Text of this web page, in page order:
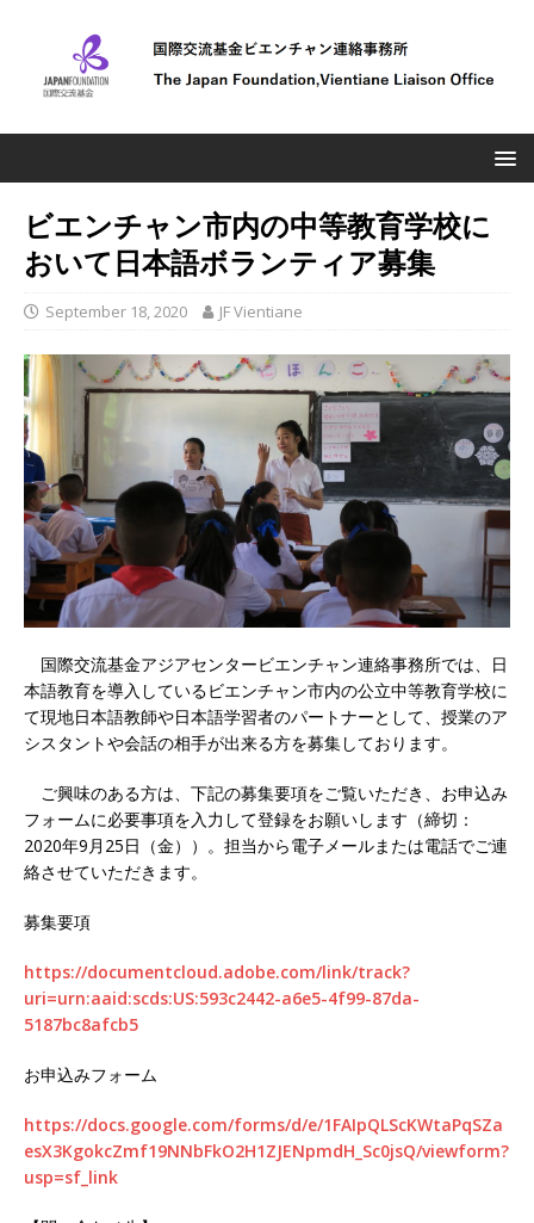
ビエンチャン市内の中等教育学校に
おいて日本語ボランティア募集
September 18, 2020 JF Vientiane
国際交流基金アジアセンタービエンチャン連絡事務所では、日
本語教育を導入しているビエンチャン市内の公立中等教育学校に
て現地日本語教師や日本語学習者のパートナーとして、授業のア
シスタントや会話の相手が出来る方を募集しております。
ご興味のある方は、下記の募集要項をご覧いただき、お申込み
フォームに必要事項を入力して登録をお願いします（締切：
2020年9月25日（金））。担当から電子メールまたは電話でご連
絡させていただきます。
募集要項
https://documentcloud.adobe.com/link/track?
uri=urn:aaid:scds:US:593c2442-a6e5-4f99-87da-
5187bc8afcb5
お申込みフォーム
https://docs.google.com/forms/d/e/1FAIpQLScKWtaPqSZa
esX3KgokcZmf19NNbFkO2H1ZJENpmdH_Sc0jsQ/viewform?
usp=sf_link